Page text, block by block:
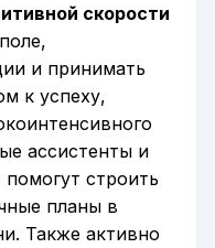
скорости
и принимать
к успеху,
ассистенты и
строить
планы в
Также активно